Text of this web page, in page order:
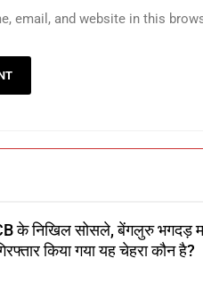
email, and website in this
के निखिल सोसले, बेंगलुरु भगदड़
किया गया यह चेहरा कौन है?